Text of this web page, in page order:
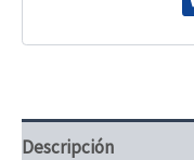
Descripción